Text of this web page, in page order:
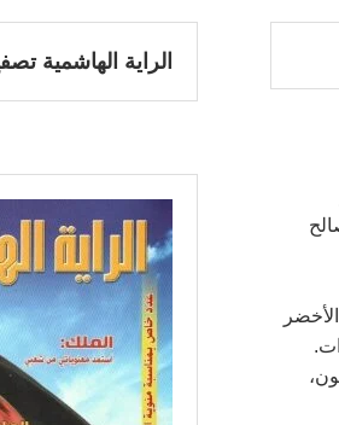
الأخضر
الراية الهاشمية